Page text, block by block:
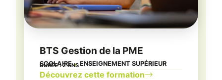
BTS Gestion de la PME
SCOLAIRE ● ENSEIGNEMENT SUPÉRIEUR
DURÉE : 2 ANS
Découvrez cette formation